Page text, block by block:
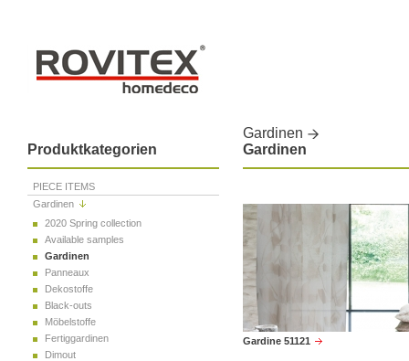
Produktkategorien
PIECE ITEMS
Gardinen
2020 Spring collection
Available samples
Gardinen
Panneaux
Dekostoffe
Black-outs
Möbelstoffe
Fertiggardinen
Dimout
Gardinen
Gardinen
Gardine 51121